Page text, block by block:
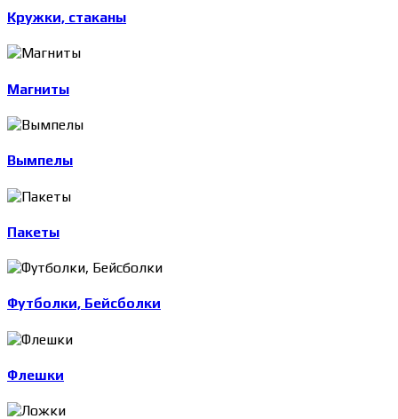
Кружки, стаканы
Магниты
Вымпелы
Пакеты
Футболки, Бейсболки
Флешки